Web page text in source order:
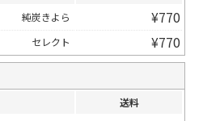
純炭きよら
¥770
セレクト ¥770
送料